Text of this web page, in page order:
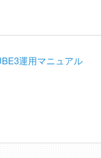
運用マニュアル